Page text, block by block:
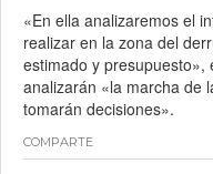
«En ella analizaremos el
realizar en la zona del
estimado y presupuesto»,
analizarán «la marcha de
tomarán decisiones».
COMPARTE